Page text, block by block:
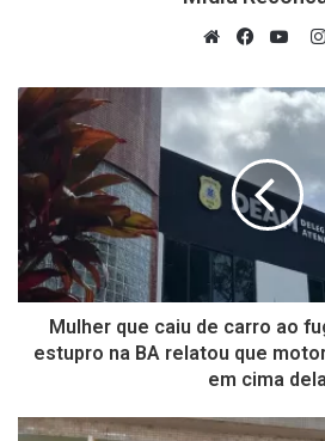
Mulher que caiu de carro ao
estupro na BA relatou que
em cima